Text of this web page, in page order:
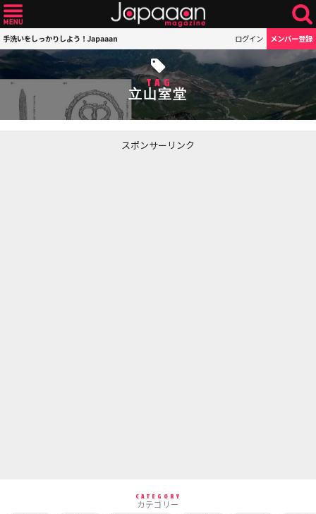
手洗いをしっかりしよう！Japaaan ログイン メンバー登録
TAG
立山室堂
スポンサーリンク
CATEGORY
カテゴリー